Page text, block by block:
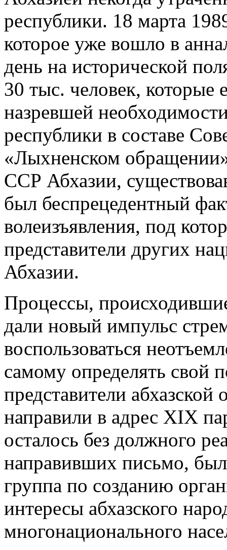
республики. 18 марта
которое уже вошло в
день на исторической
30 тыс. человек, которые
назревшей
республики в составе
«Лыхненском
ССР Абхазии,
был беспрецедентный
волеизъявления, под
представители других
Абхазии.
Процессы,
дали новый импульс
воспользоваться
самому определять свой
представители
направили в адрес XIX
осталось без должного
направивших письмо,
группа по созданию
интересы абхазского
многонационального